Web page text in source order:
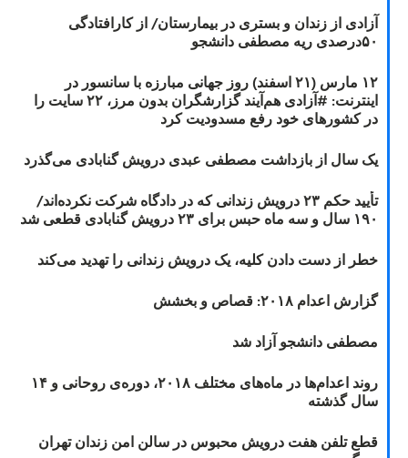
آزادی از زندان و بستری در بیمارستان/ از کارافتادگی
۵۰درصدی ریه مصطفی دانشجو
۱۲ مارس (۲۱ اسفند) روز جهانی مبارزه با سانسور در
اینترنت: #آزادی هم‌آیند گزارشگران‌ بدون مرز، ۲۲ سایت را
در کشورهای خود رفع مسدودیت کرد
یک سال از بازداشت مصطفی عبدی درویش گنابادی می‌گذرد
تأیید حکم ۲۳ درویش زندانی که در دادگاه شرکت نکرده‌اند/
۱۹۰ سال و سه ماه حبس برای ۲۳ درویش گنابادی قطعی شد
خطر از دست دادن کلیه، یک درویش زندانی را تهدید می‌کند
گزارش اعدام ۲۰۱۸: قصاص و بخشش
مصطفی دانشجو آزاد شد
روند اعدام‌ها در ماه‌های مختلف ۲۰۱۸، دوره‌ی روحانی و ۱۴
سال گذشته
قطع تلفن هفت درویش محبوس در سالن امن زندان تهران